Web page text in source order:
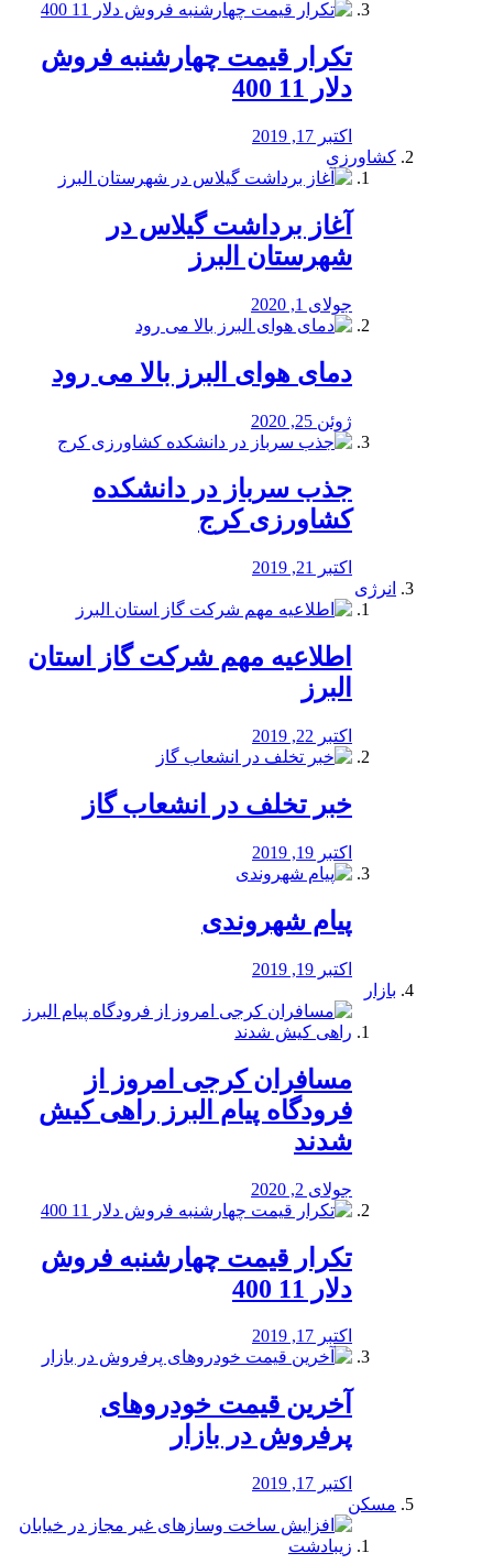
تکرار قیمت چهارشنبه فروش
دلار 11 400
اکتبر 17, 2019
کشاورزی
آغاز برداشت گیلاس در
شهرستان البرز
جولای 1, 2020
دمای هوای البرز بالا می رود
ژوئن 25, 2020
جذب سرباز در دانشکده
کشاورزی کرج
اکتبر 21, 2019
انرژی
️اطلاعیه مهم شرکت گاز استان
البرز
اکتبر 22, 2019
خبر تخلف در انشعاب گاز
اکتبر 19, 2019
پیام شهروندی
اکتبر 19, 2019
بازار
مسافران کرجی امروز از
فرودگاه پیام البرز راهی کیش
شدند
جولای 2, 2020
تکرار قیمت چهارشنبه فروش
دلار 11 400
اکتبر 17, 2019
آخرین قیمت خودرو‌های
پرفروش در بازار
اکتبر 17, 2019
مسکن